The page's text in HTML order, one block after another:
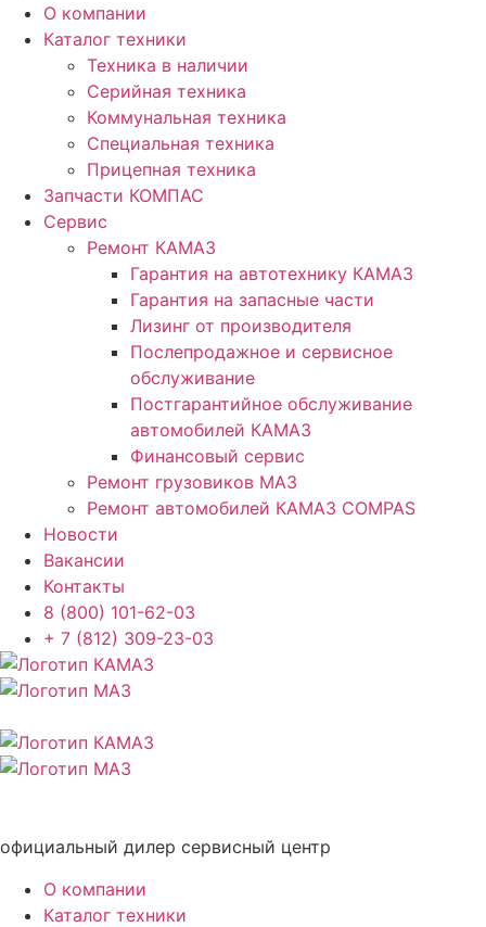
О компании
Каталог техники
Техника в наличии
Серийная техника
Коммунальная техника
Специальная техника
Прицепная техника
Запчасти КОМПАС
Сервис
Ремонт КАМАЗ
Гарантия на автотехнику КАМАЗ
Гарантия на запасные части
Лизинг от производителя
Послепродажное и сервисное
обслуживание
Постгарантийное обслуживание
автомобилей КАМАЗ
Финансовый сервис
Ремонт грузовиков МАЗ
Ремонт автомобилей КАМАЗ COMPAS
Новости
Вакансии
Контакты
8 (800) 101-62-03
+ 7 (812) 309-23-03
официальный дилер сервисный центр
О компании
Каталог техники